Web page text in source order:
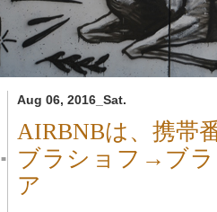
Aug 06, 2016_Sat.
■
AIRBNBは、携帯
ブラショフ→ブ
ア